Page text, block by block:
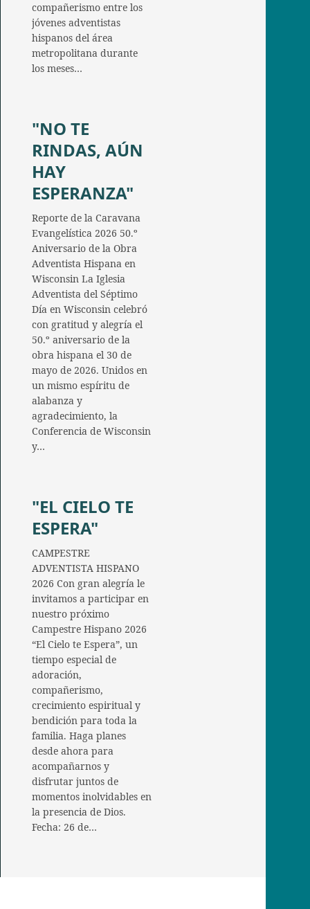
compañerismo entre los
jóvenes adventistas
hispanos del área
metropolitana durante
los meses…
"NO TE
RINDAS, AÚN
HAY
ESPERANZA"
Reporte de la Caravana
Evangelística 2026 50.º
Aniversario de la Obra
Adventista Hispana en
Wisconsin La Iglesia
Adventista del Séptimo
Día en Wisconsin celebró
con gratitud y alegría el
50.º aniversario de la
obra hispana el 30 de
mayo de 2026. Unidos en
un mismo espíritu de
alabanza y
agradecimiento, la
Conferencia de Wisconsin
y…
"EL CIELO TE
ESPERA"
CAMPESTRE
ADVENTISTA HISPANO
2026 Con gran alegría le
invitamos a participar en
nuestro próximo
Campestre Hispano 2026
“El Cielo te Espera”, un
tiempo especial de
adoración,
compañerismo,
crecimiento espiritual y
bendición para toda la
familia. Haga planes
desde ahora para
acompañarnos y
disfrutar juntos de
momentos inolvidables en
la presencia de Dios.
Fecha: 26 de…